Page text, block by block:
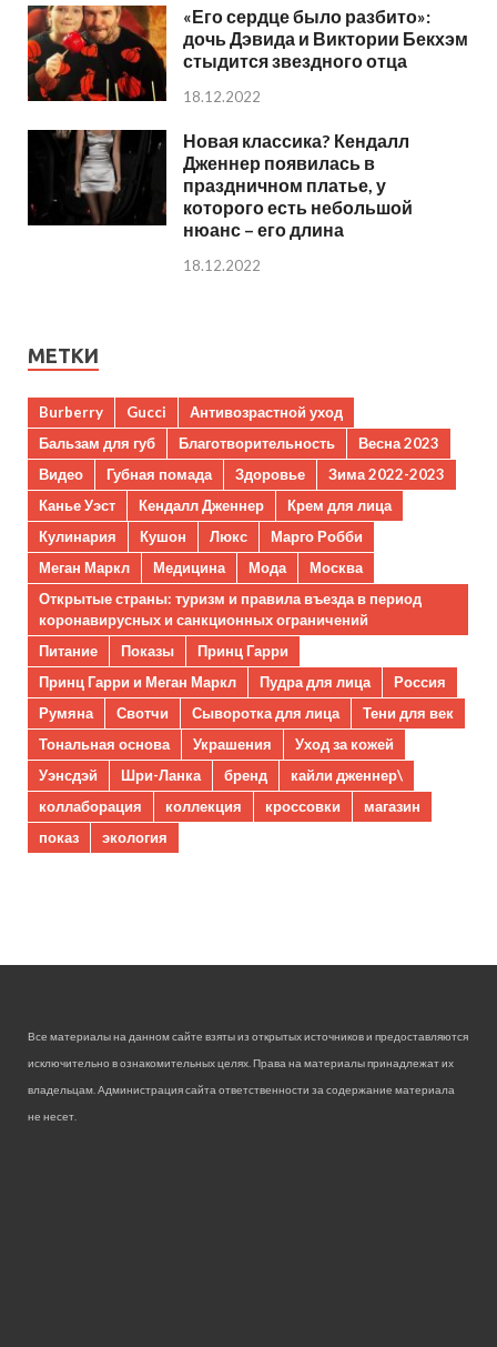
«Его сердце было разбито»:
дочь Дэвида и Виктории Бекхэм
стыдится звездного отца
18.12.2022
Новая классика? Кендалл
Дженнер появилась в
праздничном платье, у
которого есть небольшой
нюанс – его длина
18.12.2022
МЕТКИ
Burberry Gucci
Антивозрастной уход
Бальзам для губ
Благотворительность
Весна 2023
Видео
Губная помада Здоровье
Зима 2022-2023
Канье Уэст
Кендалл Дженнер
Крем для лица
Кулинария
Кушон Люкс
Марго Робби
Меган Маркл
Медицина Мода
Москва
Открытые страны: туризм и правила въезда в период
коронавирусных и санкционных ограничений
Питание
Показы
Принц Гарри
Принц Гарри и Меган Маркл
Пудра для лица
Россия
Румяна
Свотчи Сыворотка для лица
Тени для век
Тональная основа
Украшения
Уход за кожей
Уэнсдэй
Шри-Ланка бренд
кайли дженнер\
коллаборация
коллекция кроссовки
магазин
показ
экология
Все материалы на данном сайте взяты из открытых источников и предоставляются
исключительно в ознакомительных целях. Права на материалы принадлежат их
владельцам. Администрация сайта ответственности за содержание материала
не несет.